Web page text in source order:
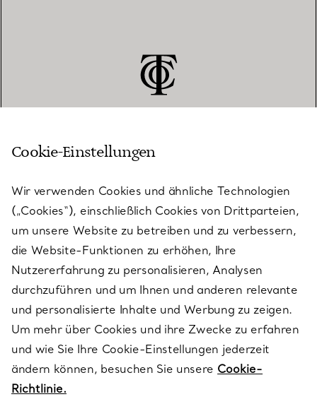
KUNDENSERVICE
SERVICES
ÜBER TIFFANY & CO.
RECHTLICHE HINWEISE
FOLGEN SIE UNS
Cookie-Einstellungen
Wir verwenden Cookies und ähnliche Technologien
(„Cookies“), einschließlich Cookies von Drittparteien,
um unsere Website zu betreiben und zu verbessern,
die Website-Funktionen zu erhöhen, Ihre
Nutzererfahrung zu personalisieren, Analysen
durchzuführen und um Ihnen und anderen relevante
und personalisierte Inhalte und Werbung zu zeigen.
Um mehr über Cookies und ihre Zwecke zu erfahren
und wie Sie Ihre Cookie-Einstellungen jederzeit
ändern können, besuchen Sie unsere Cookie-
Richtlinie.